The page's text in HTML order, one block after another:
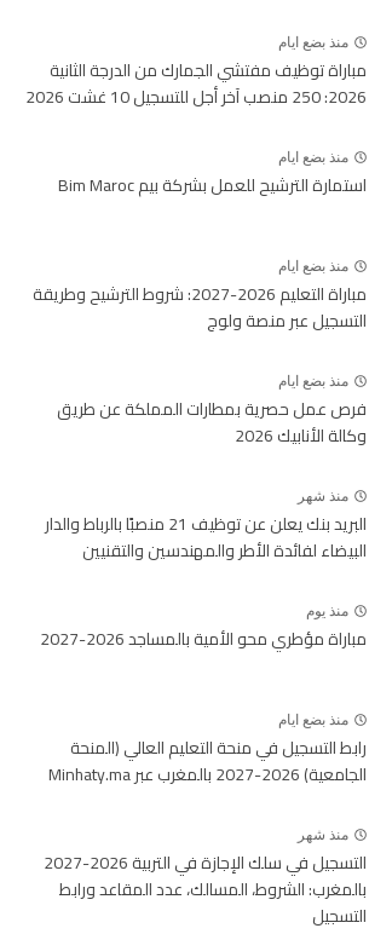
منذ بضع ايام
مباراة توظيف مفتشي الجمارك من الدرجة الثانية
2026: 250 منصب آخر أجل للتسجيل 10 غشت 2026
منذ بضع ايام
استمارة الترشيح للعمل بشركة بيم Bim Maroc
منذ بضع ايام
مباراة التعليم 2026-2027: شروط الترشيح وطريقة
التسجيل عبر منصة ولوج
منذ بضع ايام
فرص عمل حصرية بمطارات المملكة عن طريق
وكالة الأنابيك 2026
منذ شهر
البريد بنك يعلن عن توظيف 21 منصبًا بالرباط والدار
البيضاء لفائدة الأطر والمهندسين والتقنيين
منذ يوم
مباراة مؤطري محو الأمية بالمساجد 2026-2027
منذ بضع ايام
رابط التسجيل في منحة التعليم العالي (المنحة
الجامعية) 2026-2027 بالمغرب عبر Minhaty.ma
منذ شهر
التسجيل في سلك الإجازة في التربية 2026-2027
بالمغرب: الشروط، المسالك، عدد المقاعد ورابط
التسجيل